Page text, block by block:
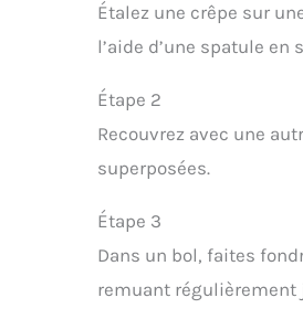
Étalez une crêpe sur
l’aide d’une spatule en
Étape 2
Recouvrez avec une
superposées.
Étape 3
Dans un bol, faites
remuant régulièrement